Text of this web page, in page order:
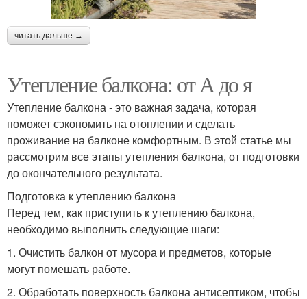
читать дальше →
Утепление балкона: от А до я
Утепление балкона - это важная задача, которая
поможет сэкономить на отоплении и сделать
проживание на балконе комфортным. В этой статье мы
рассмотрим все этапы утепления балкона, от подготовки
до окончательного результата.
Подготовка к утеплению балкона
Перед тем, как приступить к утеплению балкона,
необходимо выполнить следующие шаги:
1. Очистить балкон от мусора и предметов, которые
могут помешать работе.
2. Обработать поверхность балкона антисептиком, чтобы